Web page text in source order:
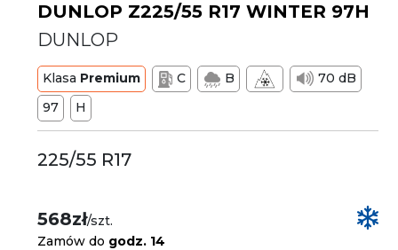
DUNLOP Z225/55 R17 WINTER 97H
DUNLOP
Klasa Premium C B
70 dB
97
H
225/55 R17
568zł/szt.
Zamów do godz. 14